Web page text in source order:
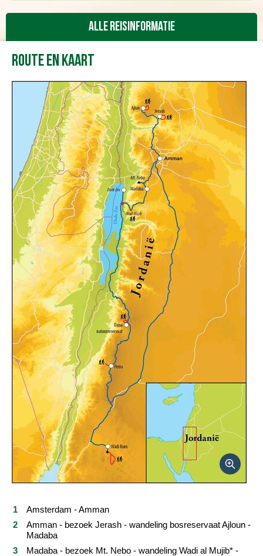
Alle reisinformatie
Vertrekdata/prijs
Reviews
Praktische informatie
FAQ
Foto's en video
Reis boeken
Route en kaart
Amsterdam - Amman
Amman - bezoek Jerash - wandeling bosreservaat Ajloun -
Madaba
Madaba - bezoek Mt. Nebo - wandeling Wadi al Mujib* -